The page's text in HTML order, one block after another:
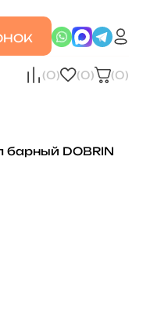
(0) (0) (0)
барный DOBRIN